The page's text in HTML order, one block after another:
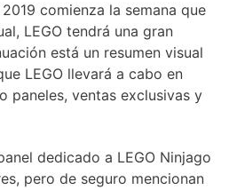
comienza la semana que
LEGO tendrá una gran
está un resumen visual
LEGO llevará a cabo en
paneles, ventas exclusivas y
dedicado a LEGO Ninjago
pero de seguro mencionan